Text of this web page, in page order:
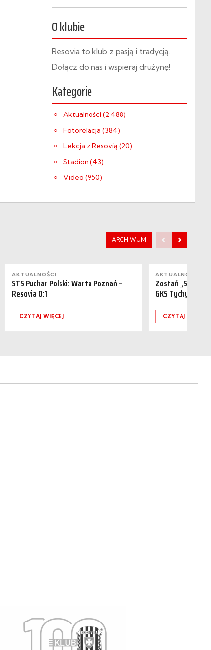
O klubie
Resovia to klub z pasją i tradycją.
Dołącz do nas i wspieraj drużynę!
Kategorie
Aktualności (2 488)
Fotorelacja (384)
Lekcja z Resovią (20)
Stadion (43)
Video (950)
ARCHIWUM
AKTUALNOŚCI
STS Puchar Polski: Warta Poznań –
Resovia 0:1
CZYTAJ WIĘCEJ
AKTUALNOŚCI
Zostań
GKS Tychy
CZYTAJ WIĘCEJ